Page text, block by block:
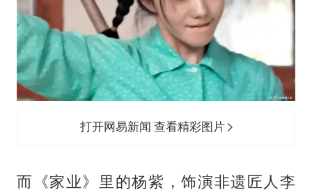
打开网易新闻 查看精彩图片
而《家业》里的杨紫，饰演非遗匠人李